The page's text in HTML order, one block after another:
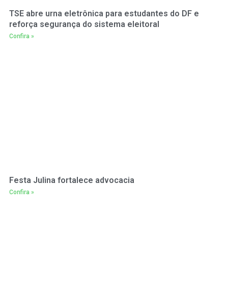
TSE abre urna eletrônica para estudantes do DF e
reforça segurança do sistema eleitoral
Confira »
Festa Julina fortalece advocacia
Confira »